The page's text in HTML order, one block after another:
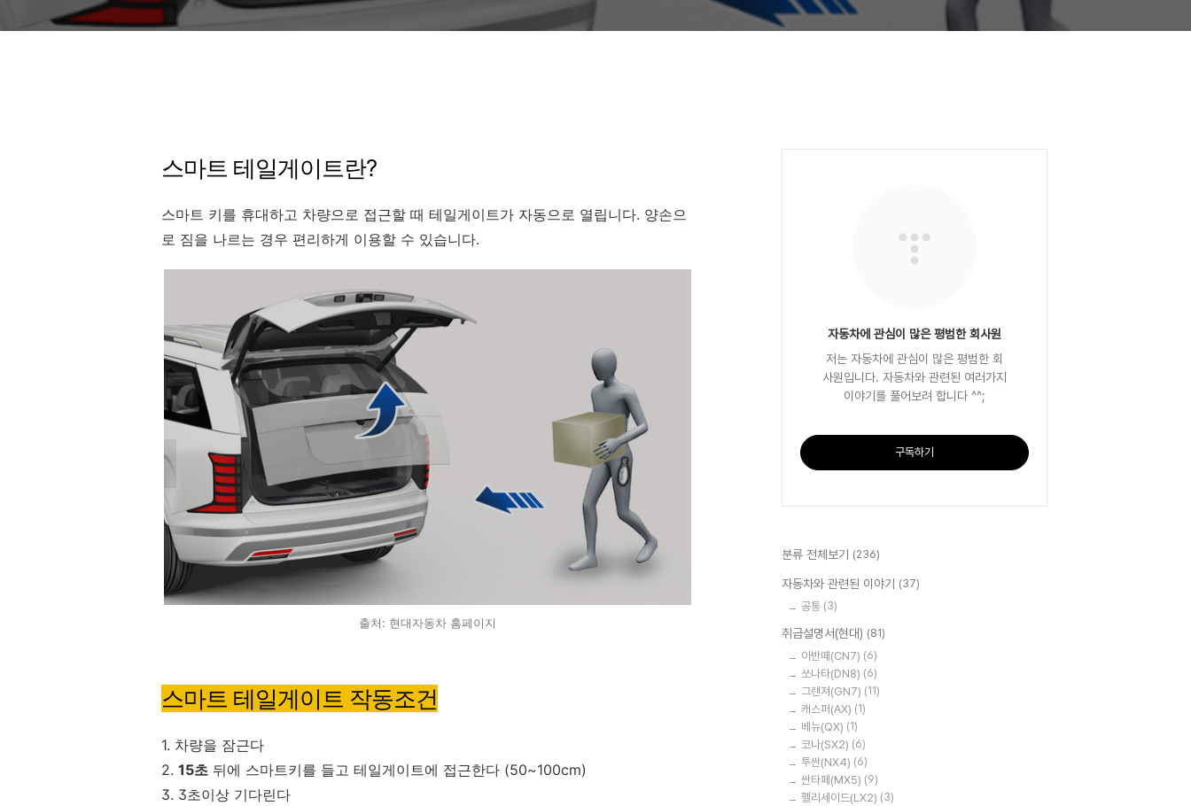
스마트 테일게이트란?
스마트 키를 휴대하고 차량으로 접근할 때 테일게이트가 자동으로 열립니다. 양손으
로 짐을 나르는 경우 편리하게 이용할 수 있습니다.
출처: 현대자동차 홈페이지
스마트 테일게이트 작동조건
1. 차량을 잠근다
2. 15초 뒤에 스마트키를 들고 테일게이트에 접근한다 (50~100cm)
3. 3초이상 기다린다
자동차에 관심이 많은 평범한 회사원
저는 자동차에 관심이 많은 평범한 회
사원입니다. 자동차와 관련된 여러가지
이야기를 풀어보려 합니다 ^^;
구독하기
분류 전체보기 (236)
자동차와 관련된 이야기 (37)
공통 (3)
취급설명서(현대) (81)
아반떼(CN7) (6)
쏘나타(DN8) (6)
그랜져(GN7) (11)
캐스퍼(AX) (1)
베뉴(QX) (1)
코나(SX2) (6)
투싼(NX4) (6)
싼타페(MX5) (9)
펠리세이드(LX2) (3)